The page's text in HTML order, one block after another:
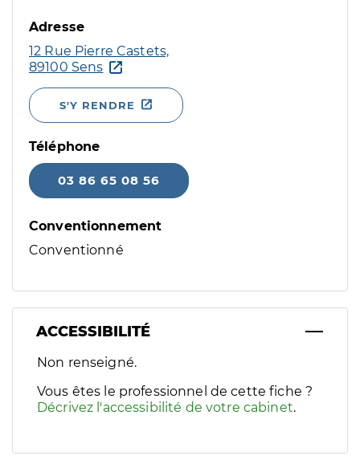
Adresse
12 Rue Pierre Castets,
89100 Sens
S'Y RENDRE
Téléphone
03 86 65 08 56
Conventionnement
Conventionné
ACCESSIBILITÉ
Filtres
Sélectionnez un ou plusieurs handicaps/besoins
Non renseigné.
Vous êtes le professionnel de cette fiche ?
Décrivez l'accessibilité de votre cabinet.